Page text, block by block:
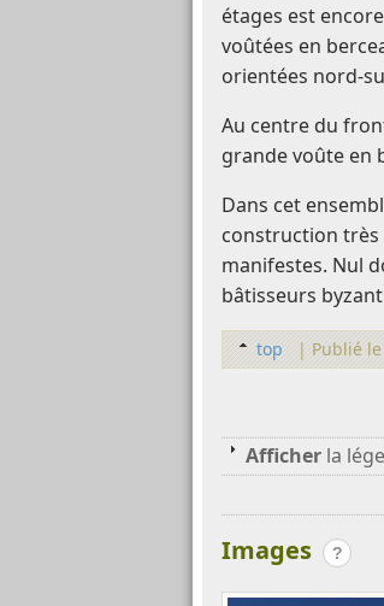
étages est
voûtées en
orientées nord-
Au centre du
grande voûte en
Dans cet
construction très
manifestes. Nul
bâtisseurs
top | Publié
Afficher la
Images ?